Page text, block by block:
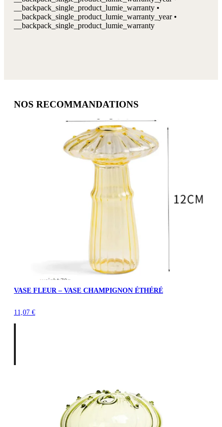
__backpack_single_product_lumie_warranty •
__backpack_single_product_lumie_warranty_year •
__backpack_single_product_lumie_warranty
NOS RECOMMANDATIONS
VASE FLEUR – VASE CHAMPIGNON ÉTHÉRÉ
11,07 €